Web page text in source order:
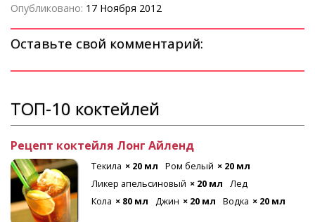
Опубликовано: 17 Ноября 2012
Оставьте свой комментарий:
ТОП-10 коктейлей
Рецепт коктейля Лонг Айленд
Текила × 20 мл Ром белый × 20 мл
Ликер апельсиновый × 20 мл
Лед
Кола × 80 мл Джин × 20 мл Водка × 20 мл